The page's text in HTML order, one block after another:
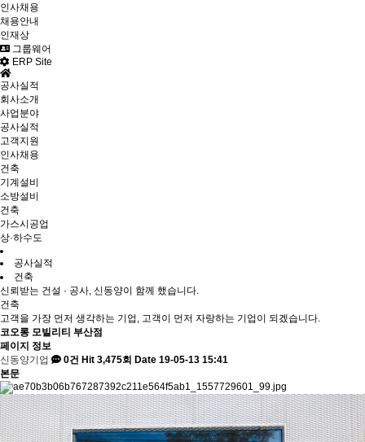
인사채용
채용안내
인재상
그룹웨어
ERP Site
공사실적
회사소개
사업분야
공사실적
고객지원
인사채용
건축
기계설비
소방설비
건축
가스시공업
상·하수도
공사실적
건축
신뢰받는 건설 · 공사, 신동양이 함께 했습니다.
건축
고객을 가장 먼저 생각하는 기업, 고객이 먼저 자랑하는 기업이 되겠습니다.
코오롱 모빌리티 부산점
페이지 정보
신동양기업
0건 Hit 3,475회 Date 19-05-13 15:41
본문